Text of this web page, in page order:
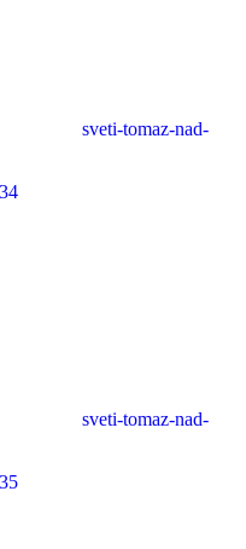
sveti-tomaz-nad-
sveti-tomaz-nad-